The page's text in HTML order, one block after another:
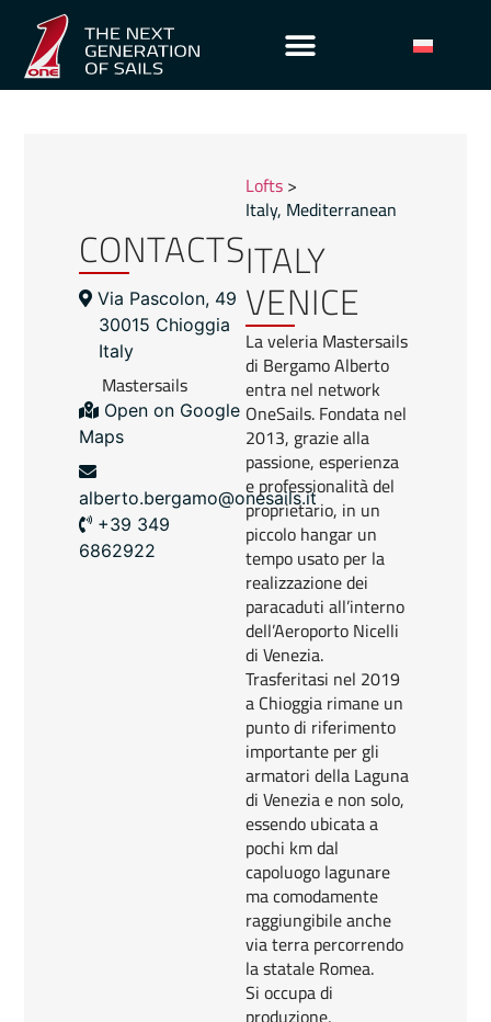
CONTACTS
Via Pascolon, 49
30015 Chioggia
Italy
Mastersails
Open on Google
Maps
alberto.bergamo@onesails.it
+39 349
6862922
Lofts>
Italy, Mediterranean
ITALY
VENICE
La veleria Mastersails
di Bergamo Alberto
entra nel network
OneSails. Fondata nel
2013, grazie alla
passione, esperienza
e professionalità del
proprietario, in un
piccolo hangar un
tempo usato per la
realizzazione dei
paracaduti all’interno
dell’Aeroporto Nicelli
di Venezia.
Trasferitasi nel 2019
a Chioggia rimane un
punto di riferimento
importante per gli
armatori della Laguna
di Venezia e non solo,
essendo ubicata a
pochi km dal
capoluogo lagunare
ma comodamente
raggiungibile anche
via terra percorrendo
la statale Romea.
Si occupa di